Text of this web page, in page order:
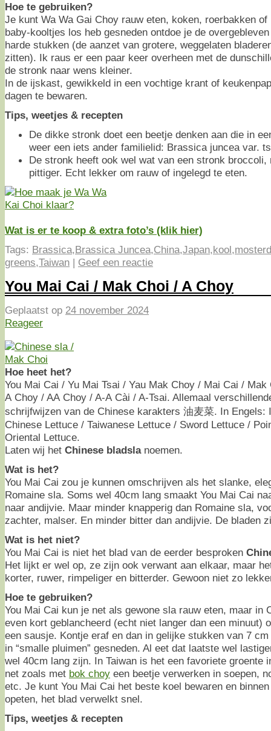
Hoe te gebruiken?
Je kunt Wa Wa Gai Choy rauw eten, koken, roerbakken
baby-kooltjes los heb gesneden ontdoe je de
harde stukken (de aanzet van grotere, weggelaten
zitten). Ik raus er een paar keer overheen met de
de stronk naar wens kleiner.
In de ijskast, gewikkeld in een vochtige krant of
dagen te bewaren.
Tips, weetjes & recepten
De dikke stronk doet een beetje denken aan die in
weer een iets ander familielid: Brassica juncea var.
De stronk heeft ook wel wat van een stronk
pittiger. Echt lekker om rauw of ingelegd te eten.
Wat is er te koop & extra foto’s (klik hier)
Tags: Brassica,Brassica Juncea,China,Japan,kool,
greens,Taiwan | Geef een reactie
You Mai Cai / Mak Choi / A Choy
Geplaatst op 24 november 2024
Reageer
Hoe heet het?
You Mai Cai / Yu Mai Tsai / Yau Mak Choy / Mai Cai /
A Choy / AA Choy / A-A Cài / A-Tsai. Allemaal
schrijfwijzen van de Chinese karakters 油麦菜. In Engels:
Chinese Lettuce / Taiwanese Lettuce / Sword Lettuce /
Oriental Lettuce.
Laten wij het Chinese bladslanoemen.
Wat is het?
You Mai Cai zou je kunnen omschrijven als het slanke,
Romaine sla. Soms wel 40cm lang smaakt You Mai Cai
naar andijvie. Maar minder knapperig dan Romaine sla,
zachter, malser. En minder bitter dan andijvie. De bladen
Wat is het niet?
You Mai Cai is niet het blad van de eerder besproken
Het lijkt er wel op, ze zijn ook verwant aan elkaar, maar
korter, ruwer, rimpeliger en bitterder. Gewoon niet zo
Hoe te gebruiken?
You Mai Cai kun je net als gewone sla rauw eten, maar in
even kort geblancheerd (echt niet langer dan een minuut)
een sausje. Kontje eraf en dan in gelijke stukken van 7
in “smalle pluimen” gesneden. Al eet dat laatste wel
wel 40cm lang zijn. In Taiwan is het een favoriete groente
net zoals met bok choy een beetje verwerken in soepen,
etc. Je kunt You Mai Cai het beste koel bewaren en
opeten, het blad verwelkt snel.
Tips, weetjes & recepten